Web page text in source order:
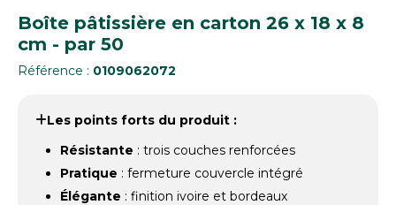
Boîte pâtissière en carton 26 x 18 x 8
cm - par 50
Référence : 0109062072
Les points forts du produit :
Résistante : trois couches renforcées
Pratique : fermeture couvercle intégré
Élégante : finition ivoire et bordeaux